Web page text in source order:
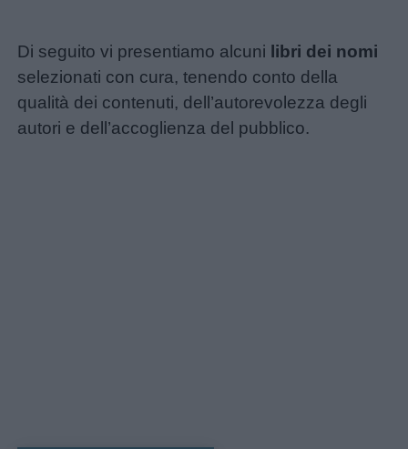
Di seguito vi presentiamo alcuni libri dei nomi
selezionati con cura, tenendo conto della
qualità dei contenuti, dell’autorevolezza degli
autori e dell’accoglienza del pubblico.